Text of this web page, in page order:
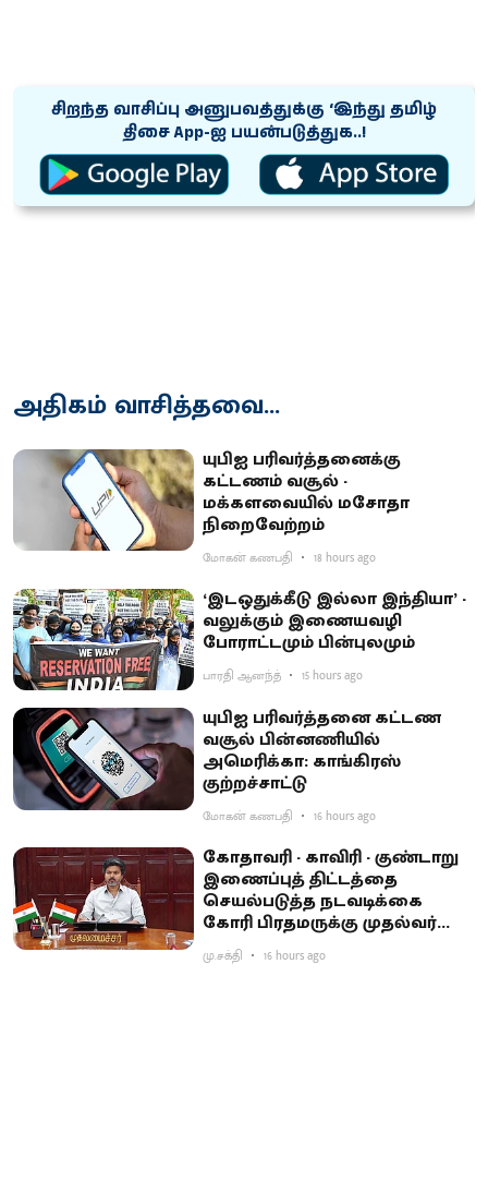
சிறந்த வாசிப்பு அனுபவத்துக்கு ‘இந்து தமிழ்
திசை App-ஐ பயன்படுத்துக..!
அதிகம் வாசித்தவை...
யுபிஐ பரிவர்த்தனைக்கு
கட்டணம் வசூல் -
மக்களவையில் மசோதா
நிறைவேற்றம்
மோகன் கணபதி 18 hours ago
‘இடஒதுக்கீடு இல்லா இந்தியா’ -
வலுக்கும் இணையவழி
போராட்டமும் பின்புலமும்
பாரதி ஆனந்த் 15 hours ago
யுபிஐ பரிவர்த்தனை கட்டண
வசூல் பின்னணியில்
அமெரிக்கா: காங்கிரஸ்
குற்றச்சாட்டு
மோகன் கணபதி 16 hours ago
கோதாவரி - காவிரி - குண்டாறு
இணைப்புத் திட்டத்தை
செயல்படுத்த நடவடிக்கை
கோரி பிரதமருக்கு முதல்வர்
விஜய் கடிதம்
மு.சக்தி 16 hours ago